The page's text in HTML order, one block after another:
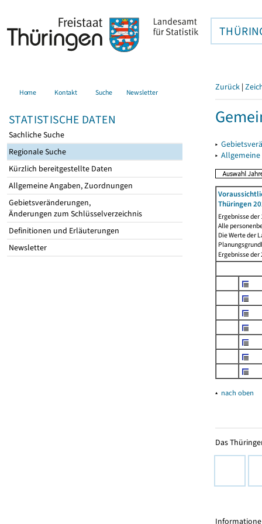
Home Kontakt Suche Newsletter
STATISTISCHE DATEN
Sachliche Suche
Regionale Suche
Kürzlich bereitgestellte Daten
Allgemeine Angaben, Zuordnungen
Gebietsveränderungen,
Änderungen zum Schlüsselverzeichnis
Definitionen und Erläuterungen
Newsletter
Zurück |
▸
▸
Thüringen
Ergebnisse
Alle
Die Werte der
Ergebnisse
▴ nach oben
Das